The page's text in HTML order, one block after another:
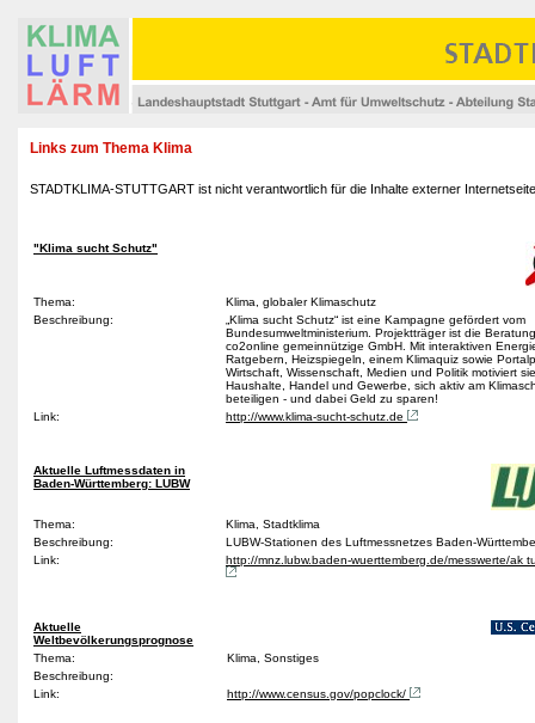
Links zum Thema Klima
STADTKLIMA-STUTTGART ist nicht verantwortlich für die Inhalte externer
"Klima sucht Schutz"
Thema:
Klima, globaler Klimaschutz
Beschreibung:
„Klima sucht Schutz“ ist eine Kampagne gefördert vom
Bundesumweltministerium. Projektträger ist die
co2online gemeinnützige GmbH. Mit interaktiven
Ratgebern, Heizspiegeln, einem Klimaquiz sowie
Wirtschaft, Wissenschaft, Medien und Politik motiviert
Haushalte, Handel und Gewerbe, sich aktiv am
beteiligen - und dabei Geld zu sparen!
Link:
http://www.klima-sucht-schutz.de
Aktuelle Luftmessdaten in
Baden-Württemberg: LUBW
Thema:
Klima, Stadtklima
Beschreibung:
LUBW-Stationen des Luftmessnetzes Baden-
Link:
http://mnz.lubw.baden-wuerttemberg.de/messwerte/ak
Aktuelle
Weltbevölkerungsprognose
Thema:
Klima, Sonstiges
Beschreibung:
Link:
http://www.census.gov/popclock/